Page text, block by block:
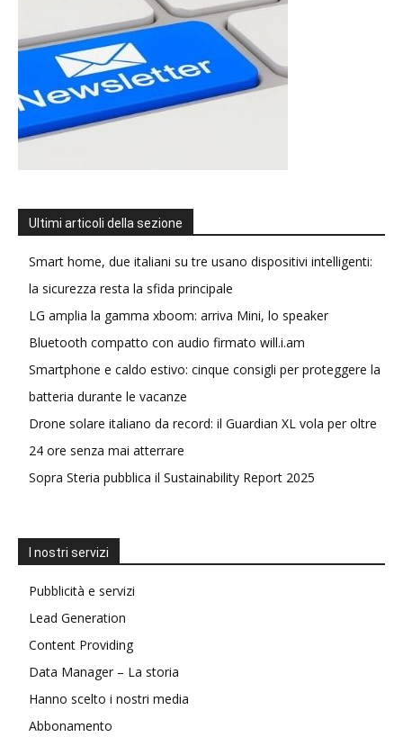
Ultimi articoli della sezione
Smart home, due italiani su tre usano dispositivi intelligenti:
la sicurezza resta la sfida principale
LG amplia la gamma xboom: arriva Mini, lo speaker
Bluetooth compatto con audio firmato will.i.am
Smartphone e caldo estivo: cinque consigli per proteggere la
batteria durante le vacanze
Drone solare italiano da record: il Guardian XL vola per oltre
24 ore senza mai atterrare
Sopra Steria pubblica il Sustainability Report 2025
I nostri servizi
Pubblicità e servizi
Lead Generation
Content Providing
Data Manager – La storia
Hanno scelto i nostri media
Abbonamento